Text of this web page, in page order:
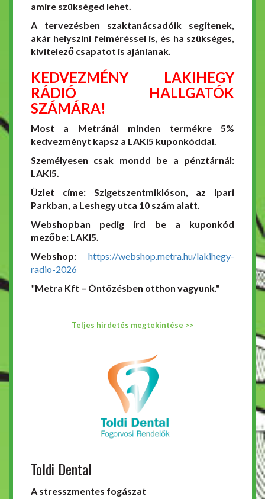
amire szükséged lehet.
A tervezésben szaktanácsadóik segítenek,
akár helyszíni felméréssel is, és ha szükséges,
kivitelező csapatot is ajánlanak.
KEDVEZMÉNY LAKIHEGY
RÁDIÓ HALLGATÓK
SZÁMÁRA!
Most a Metránál minden termékre 5%
kedvezményt kapsz a LAKI5 kuponkóddal.
Személyesen csak mondd be a pénztárnál:
LAKI5.
Üzlet címe: Szigetszentmiklóson, az Ipari
Parkban, a Leshegy utca 10 szám alatt.
Webshopban pedig írd be a kuponkód
mezőbe: LAKI5.
Webshop: https://webshop.metra.hu/lakihegy-
radio-2026
"Metra Kft – Öntözésben otthon vagyunk."
Teljes hirdetés megtekintése >>
Toldi Dental
A stresszmentes fogászat